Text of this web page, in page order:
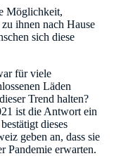
Möglichkeit,
ihnen nach Hause
sich diese
für viele
Läden
Trend halten?
ist die Antwort ein
dieses
geben an, dass sie
Pandemie erwarten.